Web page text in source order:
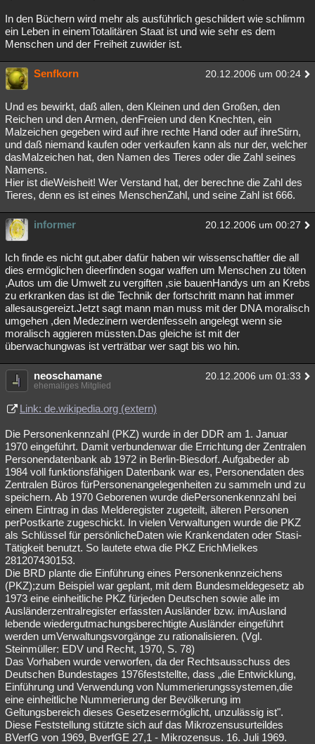
In den Büchern wird mehr als ausführlich geschildert wie schlimm
ein Leben in einemTotalitären Staat ist und wie sehr es dem
Menschen und der Freiheit zuwider ist.
Senfkorn 20.12.2006 um 00:24
Und es bewirkt, daß allen, den Kleinen und den Großen, den
Reichen und den Armen, denFreien und den Knechten, ein
Malzeichen gegeben wird auf ihre rechte Hand oder auf ihreStirn,
und daß niemand kaufen oder verkaufen kann als nur der, welcher
dasMalzeichen hat, den Namen des Tieres oder die Zahl seines
Namens.
Hier ist dieWeisheit! Wer Verstand hat, der berechne die Zahl des
Tieres, denn es ist eines MenschenZahl, und seine Zahl ist 666.
informer 20.12.2006 um 00:27
Ich finde es nicht gut,aber dafür haben wir wissenschaftler die all
dies ermöglichen dieerfinden sogar waffen um Menschen zu töten
,Autos um die Umwelt zu vergiften ,sie bauenHandys um an Krebs
zu erkranken das ist die Technik der fortschritt mann hat immer
allesausgereizt.Jetzt sagt mann man muss mit der DNA moralisch
umgehen ,den Medezinern werdenfesseln angelegt wenn sie
moralisch aggieren müssten.Das gleiche ist mit der
überwachungwas ist verträtbar wer sagt bis wo hin.
neoschamane 20.12.2006 um 01:33
ehemaliges Mitglied
Link: de.wikipedia.org (extern)
Die Personenkennzahl (PKZ) wurde in der DDR am 1. Januar
1970 eingeführt. Damit verbundenwar die Errichtung der Zentralen
Personendatenbank ab 1972 in Berlin-Biesdorf. Aufgabeder ab
1984 voll funktionsfähigen Datenbank war es, Personendaten des
Zentralen Büros fürPersonenangelegenheiten zu sammeln und zu
speichern. Ab 1970 Geborenen wurde diePersonenkennzahl bei
einem Eintrag in das Melderegister zugeteilt, älteren Personen
perPostkarte zugeschickt. In vielen Verwaltungen wurde die PKZ
als Schlüssel für persönlicheDaten wie Krankendaten oder Stasi-
Tätigkeit benutzt. So lautete etwa die PKZ ErichMielkes
281207430153.
Die BRD plante die Einführung eines Personenkennzeichens
(PKZ);zum Beispiel war geplant, mit dem Bundesmeldegesetz ab
1973 eine einheitliche PKZ fürjeden Deutschen sowie alle im
Ausländerzentralregister erfassten Ausländer bzw. imAusland
lebende wiedergutmachungsberechtigte Ausländer eingeführt
werden umVerwaltungsvorgänge zu rationalisieren. (Vgl.
Steinmüller: EDV und Recht, 1970, S. 78)
Das Vorhaben wurde verworfen, da der Rechtsausschuss des
Deutschen Bundestages 1976feststellte, dass „die Entwicklung,
Einführung und Verwendung von Nummerierungssystemen,die
eine einheitliche Nummerierung der Bevölkerung im
Geltungsbereich dieses Gesetzesermöglicht, unzulässig ist".
Diese Feststellung stützte sich auf das Mikrozensusurteildes
BVerfG von 1969, BverfGE 27,1 - Mikrozensus. 16. Juli 1969.